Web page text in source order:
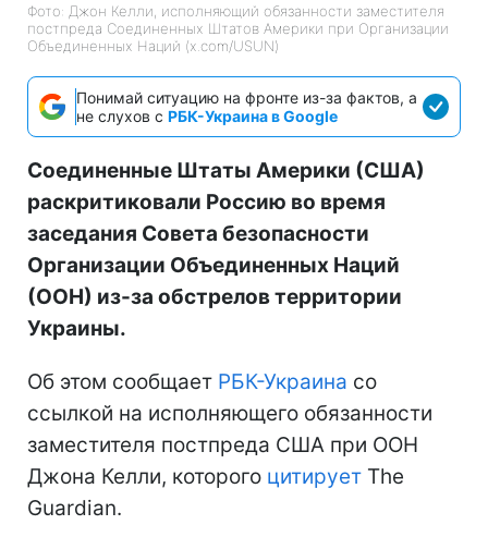
Фото: Джон Келли, исполняющий обязанности заместителя
постпреда Соединенных Штатов Америки при Организации
Объединенных Наций (x.com/USUN)
Понимай ситуацию на фронте из-за фактов, а
не слухов с РБК-Украина в Google
Соединенные Штаты Америки (США)
раскритиковали Россию во время
заседания Совета безопасности
Организации Объединенных Наций
(ООН) из-за обстрелов территории
Украины.
Об этом сообщает РБК-Украина со
ссылкой на исполняющего обязанности
заместителя постпреда США при ООН
Джона Келли, которого цитирует The
Guardian.